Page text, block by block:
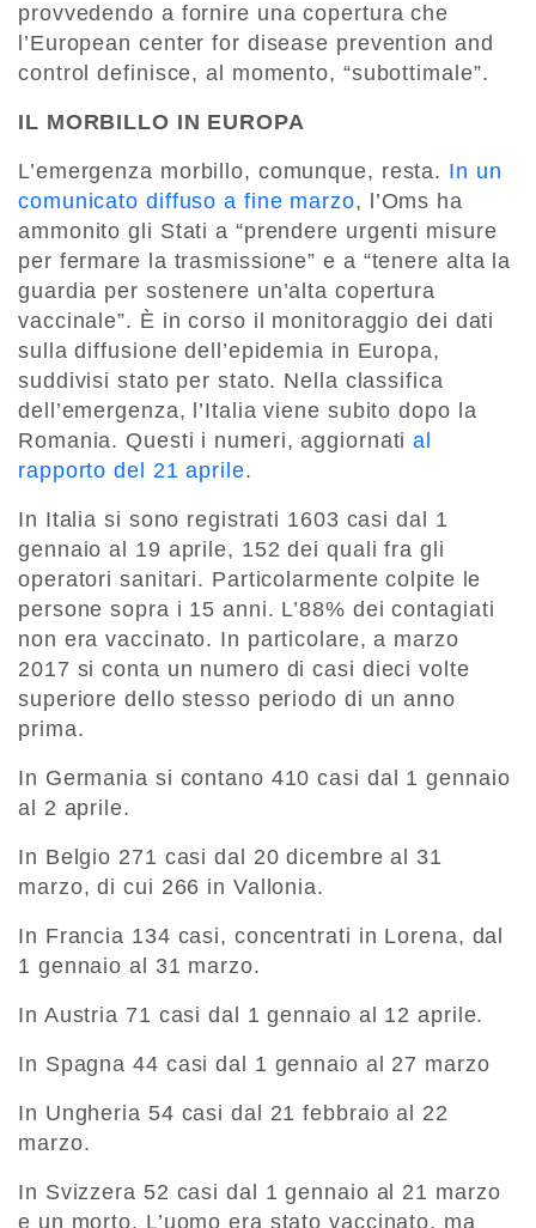
provvedendo a fornire una copertura che
l’European center for disease prevention and
control definisce, al momento, “subottimale”.
IL MORBILLO IN EUROPA
L’emergenza morbillo, comunque, resta. In un
comunicato diffuso a fine marzo, l’Oms ha
ammonito gli Stati a “prendere urgenti misure
per fermare la trasmissione” e a “tenere alta la
guardia per sostenere un’alta copertura
vaccinale”. È in corso il monitoraggio dei dati
sulla diffusione dell’epidemia in Europa,
suddivisi stato per stato. Nella classifica
dell’emergenza, l’Italia viene subito dopo la
Romania. Questi i numeri, aggiornatial
rapporto del 21 aprile.
In Italia si sono registrati 1603 casi dal 1
gennaio al 19 aprile, 152 dei quali fra gli
operatori sanitari. Particolarmente colpite le
persone sopra i 15 anni. L’88% dei contagiati
non era vaccinato. In particolare, a marzo
2017 si conta un numero di casi dieci volte
superiore dello stesso periodo di un anno
prima.
In Germania si contano 410 casi dal 1 gennaio
al 2 aprile.
In Belgio 271 casi dal 20 dicembre al 31
marzo, di cui 266 in Vallonia.
In Francia 134 casi, concentrati in Lorena, dal
1 gennaio al 31 marzo.
In Austria 71 casi dal 1 gennaio al 12 aprile.
In Spagna 44 casi dal 1 gennaio al 27 marzo
In Ungheria 54 casi dal 21 febbraio al 22
marzo.
In Svizzera 52 casi dal 1 gennaio al 21 marzo
e un morto. L’uomo era stato vaccinato, ma